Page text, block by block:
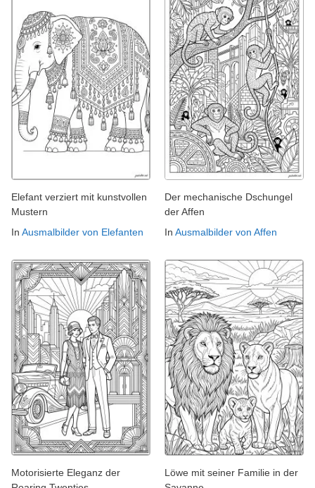
Elefant verziert mit kunstvollen
Mustern
In Ausmalbilder von Elefanten
Der mechanische Dschungel
der Affen
In Ausmalbilder von Affen
Motorisierte Eleganz der
Löwe mit seiner Familie in der